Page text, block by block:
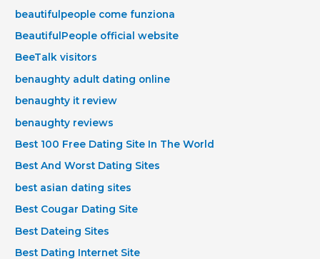
beautifulpeople come funziona
BeautifulPeople official website
BeeTalk visitors
benaughty adult dating online
benaughty it review
benaughty reviews
Best 100 Free Dating Site In The World
Best And Worst Dating Sites
best asian dating sites
Best Cougar Dating Site
Best Dateing Sites
Best Dating Internet Site